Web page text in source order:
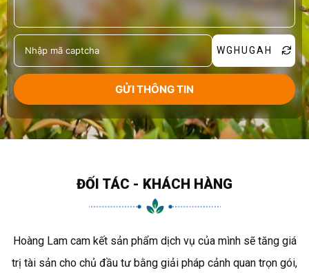
WGHUGAH
ĐỐI TÁC - KHÁCH HÀNG
Hoàng Lam cam kết sản phẩm dịch vụ của mình sẽ tăng giá
trị tài sản cho chủ đầu tư bằng giải pháp cảnh quan trọn gói,